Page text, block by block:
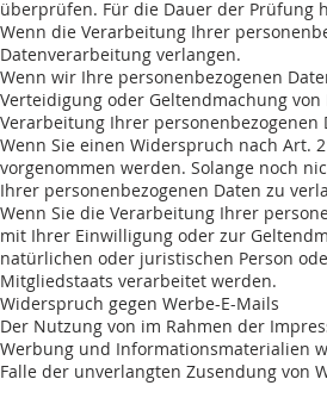
überprüfen. Für die Dauer der Prüfung
Wenn die Verarbeitung Ihrer
Datenverarbeitung verlangen.
Wenn wir Ihre personenbezogenen
Verteidigung oder Geltendmachung
Verarbeitung Ihrer personenbezogenen
Wenn Sie einen Widerspruch nach Art.
vorgenommen werden. Solange noch
Ihrer personenbezogenen Daten zu
Wenn Sie die Verarbeitung Ihrer
mit Ihrer Einwilligung oder zur
natürlichen oder juristischen Person
Mitgliedstaats verarbeitet werden.
Widerspruch gegen Werbe-E-Mails
Der Nutzung von im Rahmen der
Werbung und Informationsmaterialien
Falle der unverlangten Zusendung von